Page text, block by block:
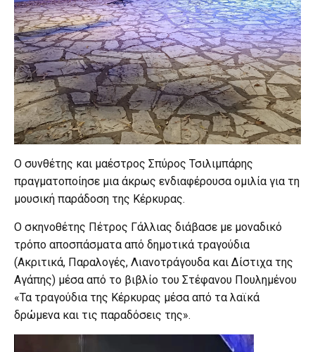
Ο συνθέτης και μαέστρος Σπύρος Τσιλιμπάρης
πραγματοποίησε μια άκρως ενδιαφέρουσα ομιλία για τη
μουσική παράδοση της Κέρκυρας.
Ο σκηνοθέτης Πέτρος Γάλλιας διάβασε με μοναδικό
τρόπο αποσπάσματα από δημοτικά τραγούδια
(Ακριτικά, Παραλογές, Λιανοτράγουδα και Δίστιχα της
Αγάπης) μέσα από το βιβλίο του Στέφανου Πουλημένου
«Τα τραγούδια της Κέρκυρας μέσα από τα λαϊκά
δρώμενα και τις παραδόσεις της».